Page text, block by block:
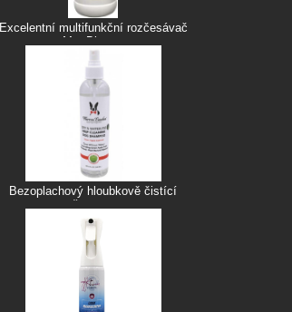
Excelentní multifunkční rozčesávač
Mat Blaster
Bezoplachový hloubkově čistící
šampon